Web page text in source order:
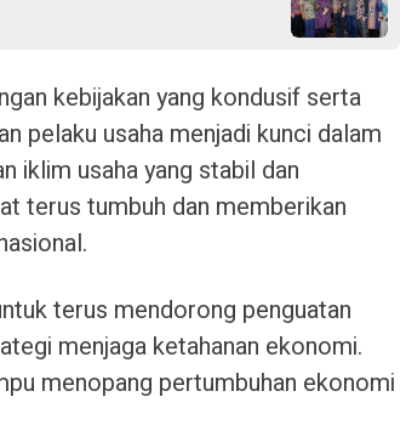
kebijakan yang kondusif serta
pelaku usaha menjadi kunci dalam
iklim usaha yang stabil dan
terus tumbuh dan memberikan
terus mendorong penguatan
menjaga ketahanan ekonomi.
menopang pertumbuhan ekonomi